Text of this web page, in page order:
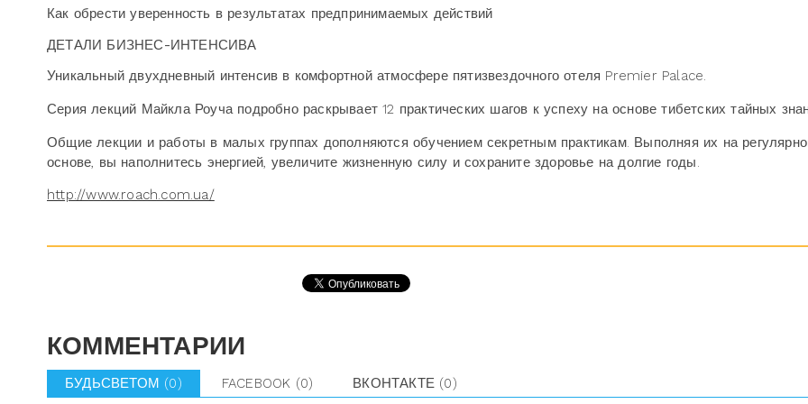
Как обрести уверенность в результатах предпринимаемых действий
ДЕТАЛИ БИЗНЕС-ИНТЕНСИВА
Уникальный двухдневный интенсив в комфортной атмосфере пятизвездочного отеля Premier Palace.
Серия лекций Майкла Роуча подробно раскрывает 12 практических шагов к успеху на основе тибетских тайных
Общие лекции и работы в малых группах дополняются обучением секретным практикам. Выполняя их на
основе, вы наполнитесь энергией, увеличите жизненную силу и сохраните здоровье на долгие годы.
http://www.roach.com.ua/
КОММЕНТАРИИ
БУДЬСВЕТОМ (0) FACEBOOK (0) ВКОНТАКТЕ (0)